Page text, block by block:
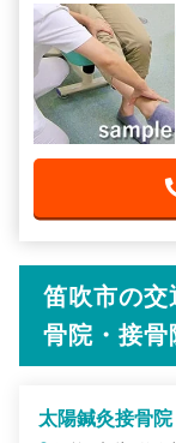
笛吹市の
骨院・接骨
太陽鍼灸接骨院